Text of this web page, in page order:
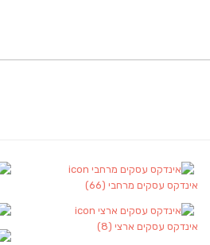
אינדקס עסקים מרחבי (66)
אינדקס עסקים ארצי (8)